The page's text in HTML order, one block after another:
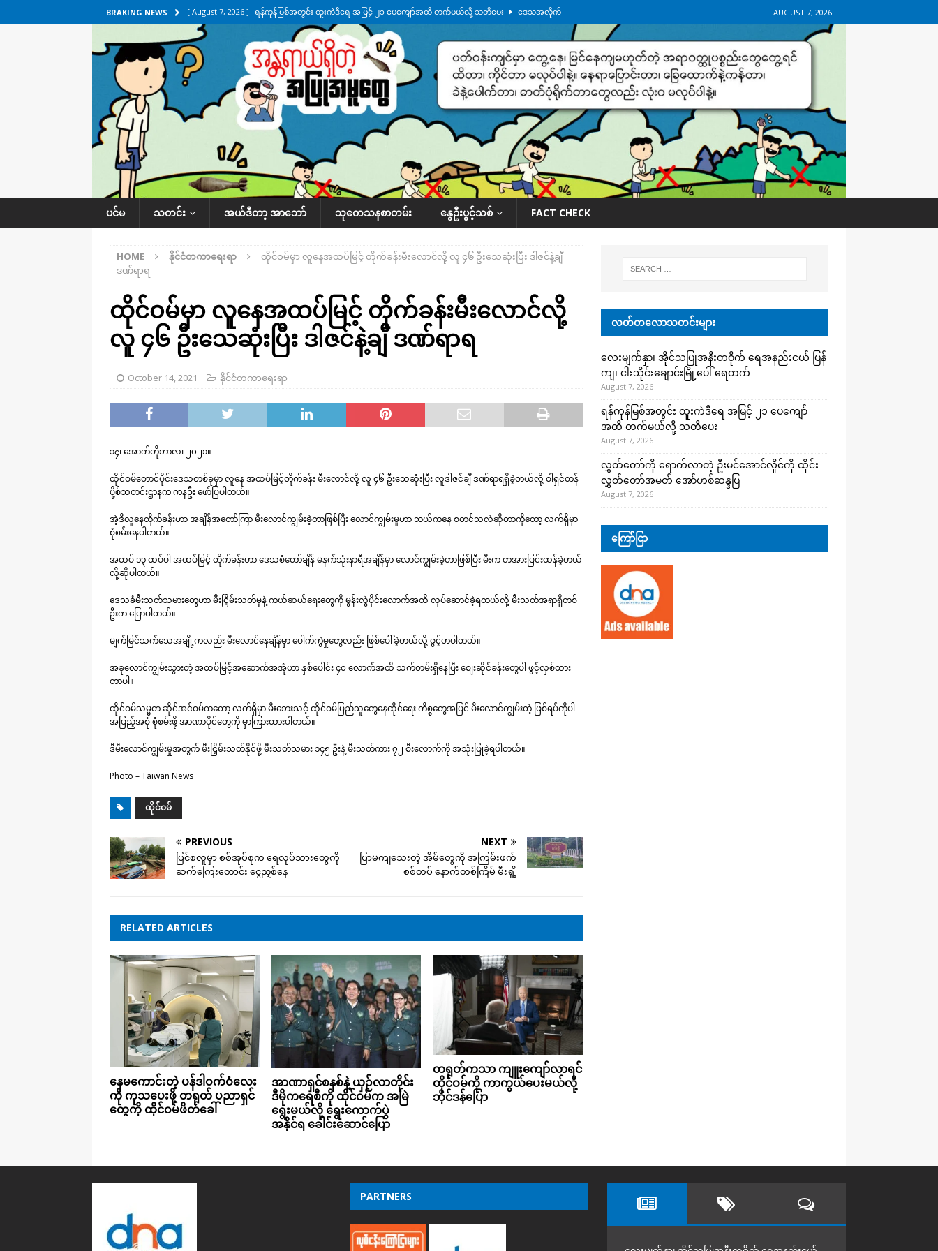
BRAKING NEWS [ August 7, 2026 ] ရန်ကုန်မြစ်အတွင်း ထူးကဲဒီရေ အ​မြင့် ၂၁ ပေကျော်အထိ တက်မယ်လို့ သတိပေး ဒေသအလိုက်
သတင်းကဏ္ဍ
[ August 7, 2026 ] လွှတ်တော်ကို ရောက်လာတဲ့ ဦးမင်အောင်လှိုင်ကို ထိုင်းလွှတ်တော်အမတ် အော်ဟစ်ဆန္ဒပြ
UNCATEGORIZED
[ August 6, 2026 ] တာကျိုးပြီး ခုနှစ်ရက်မြောက်နေ့မှာ ငသိုင်းချောင်းမြို့ကို ရေစတင်ရောက်ရှိ ဒေသအလိုက် သတင်း
[ August 6, 2026 ] လေးမျက်နှာမှာ ရေဘေးကူနေတဲ့ ငသိုင်းချောင်းဒေသခံ လူငယ်တဦး ရေစီးနဲ့မျောပါသေဆုံး
အလိုက် သတင်းကဏ္ဍ
[ August 7, 2026 ] လေးမျက်နှာ၊ အိုင်သပြုအနီးတဝိုက် ရေအနည်းငယ် ပြန်ကျ၊ ငါးသိုင်းချောင်းမြို့ပေါ် ရေတက်
ဒေသအလိုက် သတင်းကဏ္ဍ
AUGUST 7, 2026
ပင်မ သတင်း အယ်ဒီတာ့ အာဘော် သုတေသနစာတမ်း နွေဦးပွင့်သစ် FACT CHECK
HOME နိုင်ငံတကာရေးရာ
ထိုင်ဝမ်မှာ လူနေအထပ်မြင့် တိုက်ခန်းမီးလောင်လို့ လူ ၄၆ ဦးသေဆုံးပြီး ဒါဇင်နဲ့ချီ
ဒဏ်ရာရ
ထိုင်ဝမ်မှာ လူနေအထပ်မြင့် တိုက်ခန်းမီးလောင်လို့
လူ ၄၆ ဦးသေဆုံးပြီး ဒါဇင်နဲ့ချီ ဒဏ်ရာရ
October 14, 2021 နိုင်ငံတကာရေးရာ
၁၄၊ အောက်တိုဘာလ၊ ၂၀၂၁။
ထိုင်ဝမ်တောင်ပိုင်းဒေသတစ်ခုမှာ လူနေ အထပ်မြင့်တိုက်ခန်း မီးလောင်လို့ လူ ၄၆ ဦးသေဆုံးပြီး လူဒါဇင်ချီ ဒဏ်ရာရရှိခဲ့တယ်လို့ ဝါရှင်တန်
ပို့စ်သတင်းဌာနက ကနဦး ဖော်ပြပါတယ်။
အဲ့ဒီလူနေတိုက်ခန်းဟာ အချိန်အတော်ကြာ မီးလောင်ကျွမ်းခဲ့တာဖြစ်ပြီး လောင်ကျွမ်းမှုဟာ ဘယ်ကနေ စတင်သလဲဆိုတာကိုတော့ လက်ရှိမှာ
စုံစမ်းနေပါတယ်။
အထပ် ၁၃ ထပ်ပါ အထပ်မြင့် တိုက်ခန်းဟာ ဒေသစံတော်ချိန် မနက်သုံးနာရီအချိန်မှာ လောင်ကျွမ်းခဲ့တာဖြစ်ပြီး မီးက တအားပြင်းထန်ခဲ့တယ်
လို့ဆိုပါတယ်။
ဒေသခံမီးသတ်သမားတွေဟာ မီးငြှိမ်းသတ်မှုနဲ့ ကယ်ဆယ်ရေးတွေကို မွန်းလွဲပိုင်းလောက်အထိ လုပ်ဆောင်ခဲ့ရတယ်လို့ မီးသတ်အရာရှိတစ်
ဦးက ပြောပါတယ်။
မျက်မြင်သက်သေအချို့ကလည်း မီးလောင်နေချိန်မှာ ပေါက်ကွဲမှုတွေလည်း ဖြစ်ပေါ်ခဲ့တယ်လို့ ဖွင့်ဟပါတယ်။
အခုလောင်ကျွမ်းသွားတဲ့ အထပ်မြင့်အဆောက်အအုံဟာ နှစ်ပေါင်း ၄၀ လောက်အထိ သက်တမ်းရှိနေပြီး စျေးဆိုင်ခန်းတွေပါ ဖွင့်လှစ်ထား
တာပါ။
ထိုင်ဝမ်သမ္မတ ဆိုင်အင်ဝမ်ကတော့ လက်ရှိမှာ မီးဘေးသင့် ထိုင်ဝမ်ပြည်သူတွေနေထိုင်ရေး ကိစ္စတွေအပြင် မီးလောင်ကျွမ်းတဲ့ ဖြစ်ရပ်ကိုပါ
အပြည့်အစုံ စုံစမ်းဖို့ အာဏာပိုင်တွေကို မှာကြားထားပါတယ်။
ဒီမီးလောင်ကျွမ်းမှုအတွက် မီးငြှိမ်းသတ်နိုင်ဖို့ မီးသတ်သမား ၁၄၅ ဦးနဲ့ မီးသတ်ကား ၇၂ စီးလောက်ကို အသုံးပြုခဲ့ရပါတယ်။
Photo – Taiwan News
ထိုင်ဝမ်
PREVIOUS
ပြင်စလူမှာ စစ်အုပ်စုက ရေလုပ်သားတွေကို
ဆက်ကြေးတောင်း ငွေညှစ်နေ
NEXT
ပြာမကျသေးတဲ့ အိမ်တွေကို အကြမ်းဖက်
စစ်တပ် နောက်တစ်ကြိမ် မီးရှို့
RELATED ARTICLES
နေမကောင်းတဲ့ ပန်ဒါဝက်ဝံလေး
ကို ကုသပေးဖို့ တရုတ် ပညာရှင်
တွေကို ထိုင်ဝမ်ဖိတ်ခေါ်
အာဏာရှင်စနစ်နဲ့ ယှဉ်လာတိုင်း
ဒီမိုကရေစီကို ထိုင်ဝမ်က အမြဲ
ရွေးမယ်လို့ ရွေးကောက်ပွဲ
အနိုင်ရ ခေါင်းဆောင်ပြော
တရုတ်ကသာ ကျူးကျော်လာရင်
ထိုင်ဝမ်ကို ကာကွယ်ပေးမယ်လို့
ဘိုင်ဒန်ပြော
လတ်တလောသတင်းများ
လေးမျက်နှာ၊ အိုင်သပြုအနီးတဝိုက် ရေအနည်းငယ် ပြန်
ကျ၊ ငါးသိုင်းချောင်းမြို့ပေါ် ရေတက်
August 7, 2026
ရန်ကုန်မြစ်အတွင်း ထူးကဲဒီရေ အ​မြင့် ၂၁ ပေကျော်
အထိ တက်မယ်လို့ သတိပေး
August 7, 2026
လွှတ်တော်ကို ရောက်လာတဲ့ ဦးမင်အောင်လှိုင်ကို ထိုင်း
လွှတ်တော်အမတ် အော်ဟစ်ဆန္ဒပြ
August 7, 2026
ကြော်ငြာ
PARTNERS